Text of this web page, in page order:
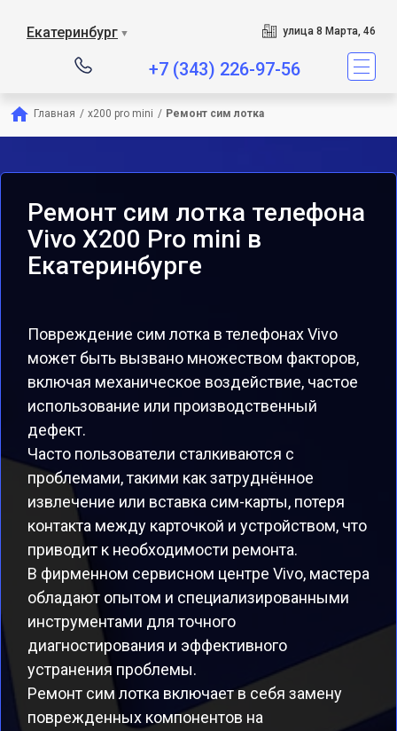
Екатеринбург ▼ улица 8 Марта, 46
+7 (343) 226-97-56
Главная / x200 pro mini / Ремонт сим лотка
Ремонт сим лотка телефона
Vivo X200 Pro mini в
Екатеринбурге
Повреждение сим лотка в телефонах Vivo
может быть вызвано множеством факторов,
включая механическое воздействие, частое
использование или производственный
дефект.
Часто пользователи сталкиваются с
проблемами, такими как затруднённое
извлечение или вставка сим-карты, потеря
контакта между карточкой и устройством, что
приводит к необходимости ремонта.
В фирменном сервисном центре Vivo, мастера
обладают опытом и специализированными
инструментами для точного
диагностирования и эффективного
устранения проблемы.
Ремонт сим лотка включает в себя замену
поврежденных компонентов на